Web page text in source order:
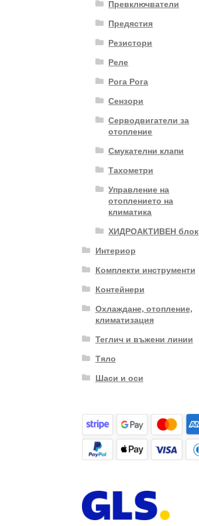
Превключватели
Предястия
Резистори
Реле
Рога Рога
Сензори
Серводвигатели за
отопление
Смукателни клапи
Тахометри
Управление на
отоплението на
климатика
ХИДРОАКТИВЕН блок
Интериор
Комплекти инструменти
Контейнери
Охлаждане, отопление,
климатизация
Теглич и въжени линии
Тяло
Шаси и оси